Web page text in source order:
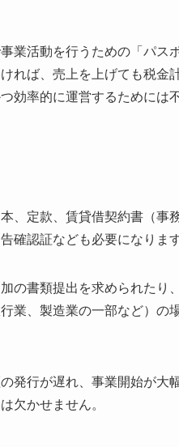
業活動を行うための「パス
れば、売上を上げても税金
効率的に運営するためには
、定款、賃貸借契約書（事
確認証なども必要になります
の書類提出を求められたり
業、製造業の一部など）の
発行が遅れ、事業開始が大
欠かせません。